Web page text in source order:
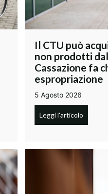
Il CTU può
non prodotti
Cassazione fa
espropriazione
5 Agosto 2026
Leggi l'articolo